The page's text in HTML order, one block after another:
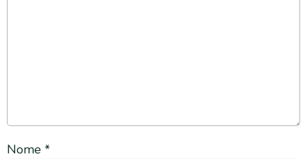
Nome *